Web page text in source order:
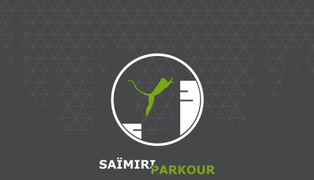
Saïmiri
Parkour